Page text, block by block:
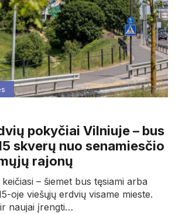
pokyčiai Vilniuje – bus
skverų nuo senamiesčio
rajonų
– šiemet bus tęsiami arba
oje viešųjų erdvių visame mieste.
naujai įrengti…